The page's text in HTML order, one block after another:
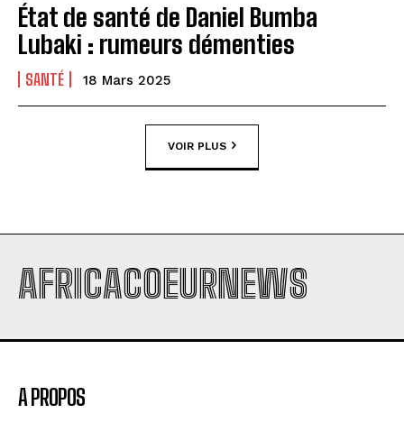
État de santé de Daniel Bumba
Lubaki : rumeurs démenties
SANTÉ 18 Mars 2025
VOIR PLUS
AFRICACOEURNEWS
A PROPOS